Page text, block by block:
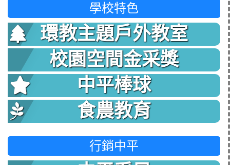
學校特色
環教主題戶外教室
校園空間金采獎
中平棒球
食農教育
行銷中平